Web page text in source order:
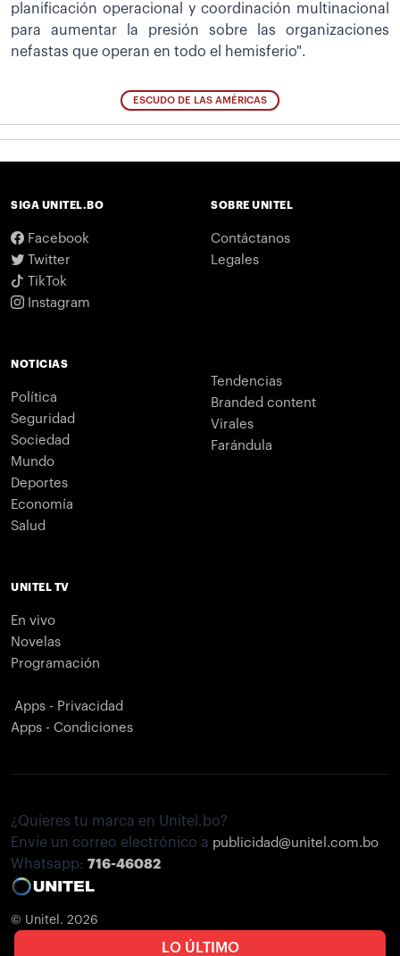
LO ÚLTIMO
planificación operacional y coordinación multinacional
para aumentar la presión sobre las organizaciones
nefastas que operan en todo el hemisferio".
ESCUDO DE LAS AMÉRICAS
SIGA UNITEL.BO
Facebook
Twitter
TikTok
Instagram
SOBRE UNITEL
Contáctanos
Legales
NOTICIAS
Política
Seguridad
Sociedad
Mundo
Deportes
Economía
Salud
Tendencias
Branded content
Virales
Farándula
UNITEL TV
En vivo
Novelas
Programación
Apps - Privacidad
Apps - Condiciones
¿Quieres tu marca en Unitel.bo?
Envíe un correo electrónico a publicidad@unitel.com.bo
Whatsapp: 716-46082
© Unitel. 2026